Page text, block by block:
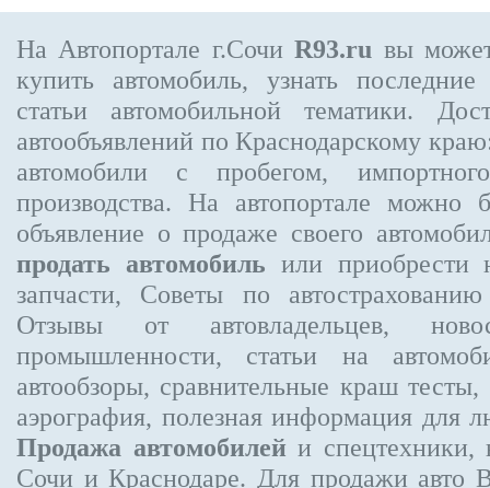
На Автопортале г.СочиR93.ru вы
купить автомобиль, узнать
статьи автомобильной тематики.
автообъявлений по Краснодарскому
автомобили с пробегом,
производства. На автопортале можно
объявление о продаже своего
продать автомобиль или приобрести
запчасти, Советы по
Отзывы от автовладельцев,
промышленности, статьи на
автообзоры, сравнительные краш
аэрография, полезная информация для
Продажа автомобилей и спецтехники,
Сочи и Краснодаре. Для продажи авто